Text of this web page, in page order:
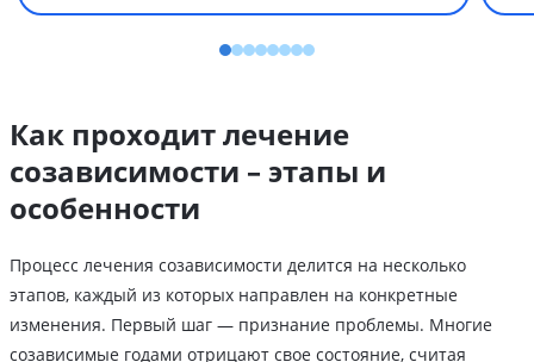
Как проходит лечение
созависимости – этапы и
особенности
Процесс лечения созависимости делится на несколько
этапов, каждый из которых направлен на конкретные
изменения. Первый шаг — признание проблемы. Многие
созависимые годами отрицают свое состояние, считая